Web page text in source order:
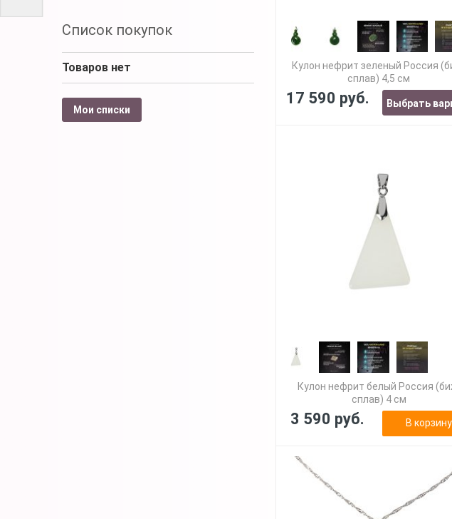
Список покупок
Товаров нет
Мои списки
Кулон нефрит зеленый Россия
сплав) 4,5 см
17 590 руб. Выбрать
Кулон нефрит белый Россия
сплав) 4 см
3 590 руб. В